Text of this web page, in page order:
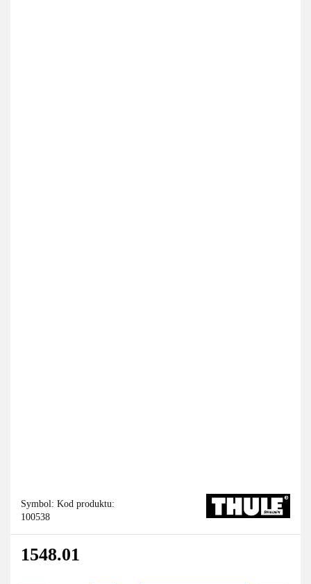
Symbol: Kod produktu:
100538
1548.01